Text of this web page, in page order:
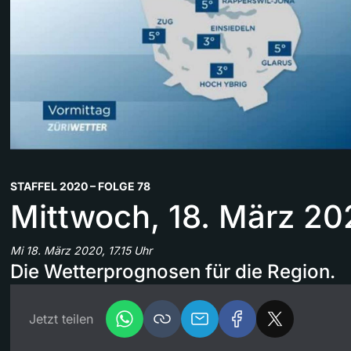
STAFFEL 2020 – FOLGE 78
Mittwoch, 18. März
Mi 18. März 2020, 17.15 Uhr
Die Wetterprognosen für die Region.
Jetzt teilen